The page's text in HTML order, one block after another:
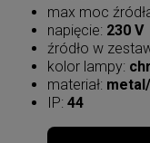
max moc
napięcie: 230 V
źródło w
kolor lampy:
materiał:
IP: 44